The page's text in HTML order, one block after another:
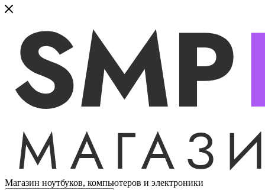
Магазин ноутбуков, компьютеров и электроники